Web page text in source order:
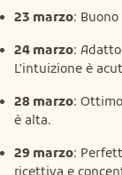
23 marzo:
24 marzo:
L'intuizione è
28 marzo:
è alta.
29 marzo:
ricettiva e